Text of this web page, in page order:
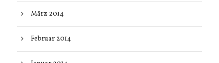
März 2014
Februar 2014